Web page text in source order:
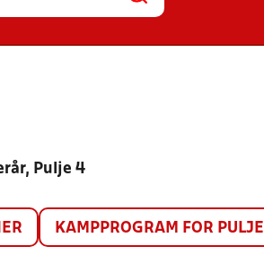
Pulje 4
KAMPPROGRAM FOR PULJE